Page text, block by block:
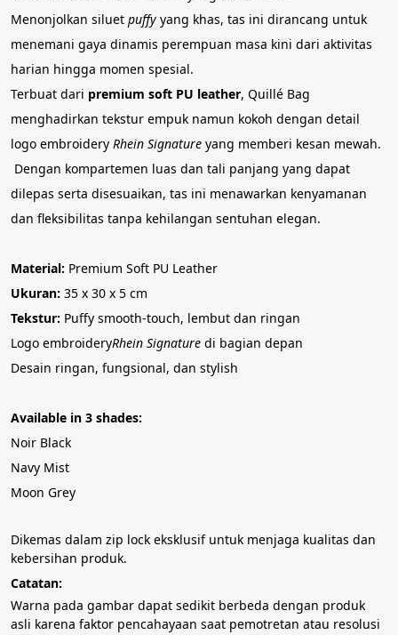
Menonjolkan siluet puffy yang khas, tas ini dirancang untuk
menemani gaya dinamis perempuan masa kini dari aktivitas
harian hingga momen spesial.
Terbuat dari premium soft PU leather, Quillé Bag
menghadirkan tekstur empuk namun kokoh dengan detail
logo embroidery Rhein Signature yang memberi kesan mewah.
dilepas serta disesuaikan, tas ini menawarkan kenyamanan
dan fleksibilitas tanpa kehilangan sentuhan elegan.
Material: Premium Soft PU Leather
Ukuran: 35 x 30 x 5 cm
Tekstur: Puffy smooth-touch, lembut dan ringan
Logo embroideryRhein Signature di bagian depan
Desain ringan, fungsional, dan stylish
Available in 3 shades:
Noir Black
Navy Mist
Moon Grey
Dikemas dalam zip lock eksklusif untuk menjaga kualitas dan
kebersihan produk.
Catatan:
Warna pada gambar dapat sedikit berbeda dengan produk
asli karena faktor pencahayaan saat pemotretan atau resolusi